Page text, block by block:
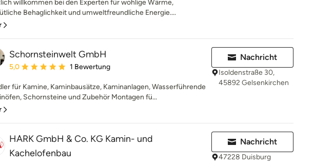
willkommen bei den Experten für wohlige Wärme,
Behaglichkeit und umweltfreundliche Energie....
Schornsteinwelt GmbH
Durchschnittliche Bewertung: 5 von 5 Sternen
5,0 1 Bewertung
für Kamine, Kaminbausätze, Kaminanlagen, Wasserführende
Schornsteine und Zubehör Montagen fü...
Nachricht
Isoldenstraße 30,
45892 Gelsenkirchen
HARK GmbH & Co. KG Kamin- und
Kachelofenbau
Nachricht
47228 Duisburg